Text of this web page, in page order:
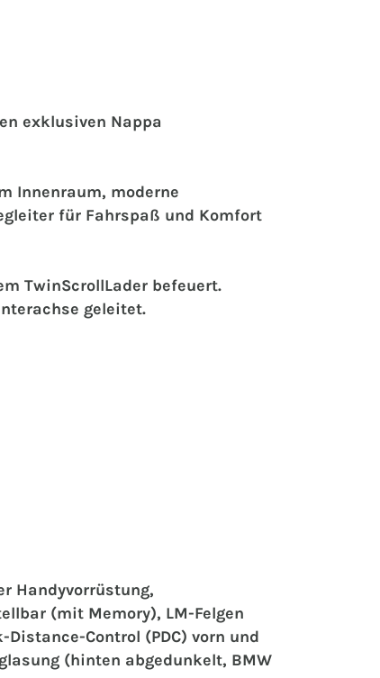
exklusiven Nappa
Innenraum, moderne
für Fahrspaß und Komfort
TwinScrollLader befeuert.
geleitet.
Handyvorrüstung,
(mit Memory), LM-Felgen
Control (PDC) vorn und
(hinten abgedunkelt, BMW